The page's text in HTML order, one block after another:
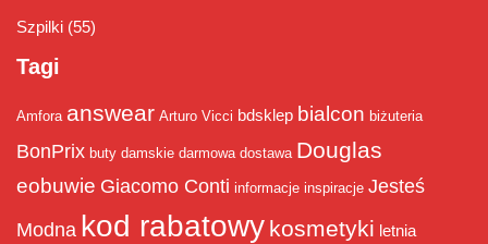
Szpilki (55)
Tagi
Amfora answear Arturo Vicci bdsklep bialcon biżuteria
BonPrix buty damskie darmowa dostawa Douglas
eobuwie Giacomo Conti informacje inspiracje Jesteś
Modna kod rabatowy kosmetyki letnia